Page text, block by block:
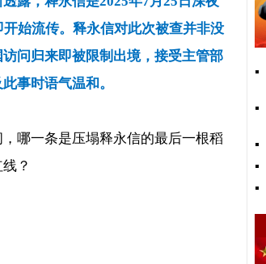
始流传。释永信对此次被查并非没
问归来即被限制出境，接受主管部
事时语气温和。
哪一条是压塌释永信的最后一根稻
？